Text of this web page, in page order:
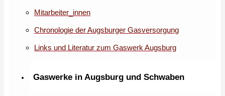
Mitarbeiter_innen
Chronologie der Augsburger Gasversorgung
Links und Literatur zum Gaswerk Augsburg
Gaswerke in Augsburg und Schwaben